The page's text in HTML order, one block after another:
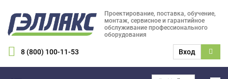
Проектирование, поставка, обучение,
монтаж, сервисное и гарантийное
обслуживание профессионального
оборудования
8 (800) 100-11-53 Вход